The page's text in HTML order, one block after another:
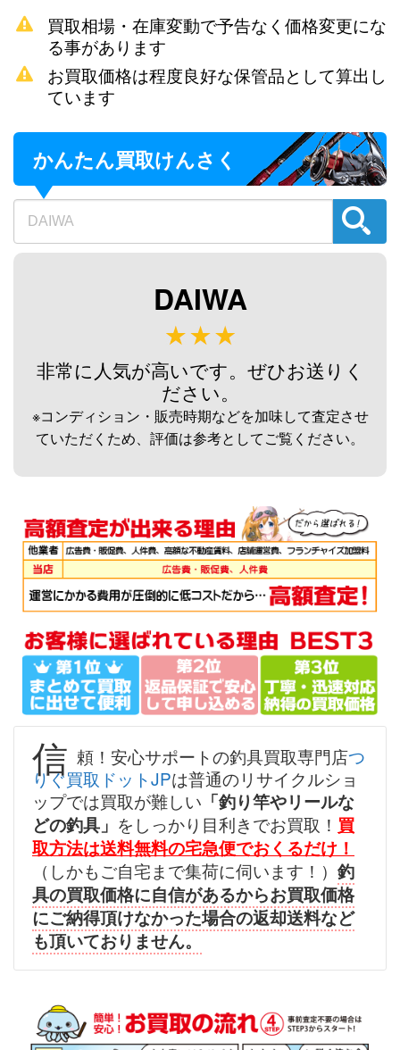
釣具買取クーポンg-
turi20260804 （2026/08/31迄）
シマノ 15 ツインパワー SW
8000HG スピニングリール 未使用
turi20260805（2026/08/31迄）
21,000円
ダイワ 荒法師 21尺 へら竿 未使用
釣具買取クーポンg-
turi20260806
57,500円
2026/08/02
ダイワ 荒法師 武天K 18尺 へら竿
未使用
（2026/08/31迄）
48,000円
2026/08/02
ダイワ 荒法師 武天J 13尺 へら竿
釣具買取クーポンg-
（2026/08/31迄）
ダイワ 荒法師 武天J 11尺 へら竿
未使用
33,000円
2026/08/02
ダイワ 荒法師 武天Ｋ16尺 へら竿
未使用
釣具買取クーポンg-
turi20260810（2026/08/31迄）
28,500円
2026/08/02
シマノ へら竿 飛天弓 閃光レイン
釣具買取クーポンg-
turi20260701
（2026/07/31迄）
62,000円
シマノ へら竿 飛天弓 閃光レイン
ボー 24尺 未使用
釣具買取クーポン
turi20260702（2026/07/31迄）
57,000円
2026/07/05
シマノ へら竿 飛天弓 柳 18尺 未
使用
釣具買取クーポン g-
turi20260703（2026/07/31迄）
45,000円
2026/07/05
シマノ へら竿 飛天弓 閃光L 24尺
未使用
釣具買取クーポンg-
turi20260704 （2026/07/31迄）
39,000円
2026/07/05
シマノ へら竿 飛天弓 皆空 15尺
釣具買取クーポンg-
turi20260705 （2026/07/31迄）
34,000円
買取相場・在庫変動で予告なく価格変更にな
る事があります
お買取価格は程度良好な保管品として算出し
ています
かんたん買取けんさく
DAIWA
非常に人気が高いです。ぜひお送りく
ださい。
※コンディション・販売時期などを加味して査定させ
ていただくため、評価は参考としてご覧ください。
信 頼！安心サポートの釣具買取専門店つ
りぐ買取ドットJPは普通のリサイクルショ
ップでは買取が難しい 「釣り竿やリールな
どの釣具」 をしっかり目利きでお買取！ 買
取方法は送料無料の宅急便でおくるだけ！
（しかもご自宅まで集荷に伺います！） 釣
具の買取価格に自信があるからお買取価格
にご納得頂けなかった場合の返却送料など
も頂いておりません。